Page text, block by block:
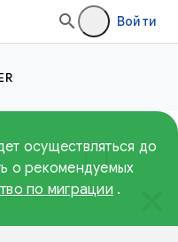
Войти
осуществляться до
о рекомендуемых
по миграции .